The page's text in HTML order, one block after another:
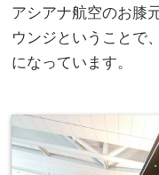
アシアナ航空のお膝
ウンジということで
になっています。